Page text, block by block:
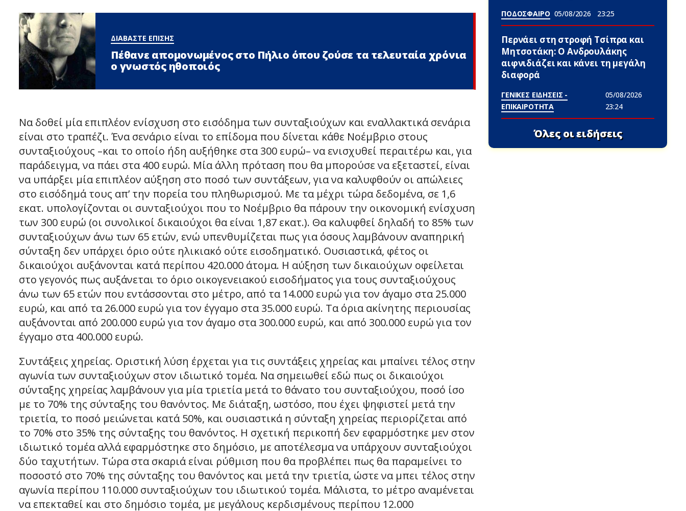
ΔΙΑΒΑΣΤΕ ΕΠΙΣΗΣ
Πέθανε απομονωμένος στο Πήλιο όπου ζούσε τα τελευταία χρόνια
ο γνωστός ηθοποιός
Να δοθεί μία επιπλέον ενίσχυση στο εισόδημα των συνταξιούχων και εναλλακτικά σενάρια
είναι στο τραπέζι. Ένα σενάριο είναι το επίδομα που δίνεται κάθε Νοέμβριο στους
συνταξιούχους –και το οποίο ήδη αυξήθηκε στα 300 ευρώ– να ενισχυθεί περαιτέρω και, για
παράδειγμα, να πάει στα 400 ευρώ. Μία άλλη πρόταση που θα μπορούσε να εξεταστεί, είναι
να υπάρξει μία επιπλέον αύξηση στο ποσό των συντάξεων, για να καλυφθούν οι απώλειες
στο εισόδημά τους απ’ την πορεία του πληθωρισμού. Με τα μέχρι τώρα δεδομένα, σε 1,6
εκατ. υπολογίζονται οι συνταξιούχοι που το Νοέμβριο θα πάρουν την οικονομική ενίσχυση
των 300 ευρώ (οι συνολικοί δικαιούχοι θα είναι 1,87 εκατ.). Θα καλυφθεί δηλαδή το 85% των
συνταξιούχων άνω των 65 ετών, ενώ υπενθυμίζεται πως για όσους λαμβάνουν αναπηρική
σύνταξη δεν υπάρχει όριο ούτε ηλικιακό ούτε εισοδηματικό. Ουσιαστικά, φέτος οι
δικαιούχοι αυξάνονται κατά περίπου 420.000 άτομα. Η αύξηση των δικαιούχων οφείλεται
στο γεγονός πως αυξάνεται το όριο οικογενειακού εισοδήματος για τους συνταξιούχους
άνω των 65 ετών που εντάσσονται στο μέτρο, από τα 14.000 ευρώ για τον άγαμο στα 25.000
ευρώ, και από τα 26.000 ευρώ για τον έγγαμο στα 35.000 ευρώ. Τα όρια ακίνητης περιουσίας
αυξάνονται από 200.000 ευρώ για τον άγαμο στα 300.000 ευρώ, και από 300.000 ευρώ για τον
έγγαμο στα 400.000 ευρώ.
Συντάξεις χηρείας. Οριστική λύση έρχεται για τις συντάξεις χηρείας και μπαίνει τέλος στην
αγωνία των συνταξιούχων στον ιδιωτικό τομέα. Να σημειωθεί εδώ πως οι δικαιούχοι
σύνταξης χηρείας λαμβάνουν για μία τριετία μετά το θάνατο του συνταξιούχου, ποσό ίσο
με το 70% της σύνταξης του θανόντος. Με διάταξη, ωστόσο, που έχει ψηφιστεί μετά την
τριετία, το ποσό μειώνεται κατά 50%, και ουσιαστικά η σύνταξη χηρείας περιορίζεται από
το 70% στο 35% της σύνταξης του θανόντος. Η σχετική περικοπή δεν εφαρμόστηκε μεν στον
ιδιωτικό τομέα αλλά εφαρμόστηκε στο δημόσιο, με αποτέλεσμα να υπάρχουν συνταξιούχοι
δύο ταχυτήτων. Τώρα στα σκαριά είναι ρύθμιση που θα προβλέπει πως θα παραμείνει το
ποσοστό στο 70% της σύνταξης του θανόντος και μετά την τριετία, ώστε να μπει τέλος στην
αγωνία περίπου 110.000 συνταξιούχων του ιδιωτικού τομέα. Μάλιστα, το μέτρο αναμένεται
να επεκταθεί και στο δημόσιο τομέα, με μεγάλους κερδισμένους περίπου 12.000
ΠΟΔΟΣΦΑΙΡΟ 05/08/2026 23:25
Περνάει στη στροφή Τσίπρα και
Μητσοτάκη: Ο Ανδρουλάκης
αιφνιδιάζει και κάνει τη μεγάλη
διαφορά
ΓΕΝΙΚΕΣ ΕΙΔΗΣΕΙΣ -
ΕΠΙΚΑΙΡΟΤΗΤΑ
05/08/2026
23:24
Όλες οι ειδήσεις